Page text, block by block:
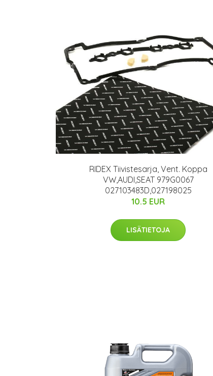
RIDEX Tiivistesarja, Vent. Koppa
VW,AUDI,SEAT 979G0067
027103483D,027198025
10.5 EUR
LISÄTIETOJA